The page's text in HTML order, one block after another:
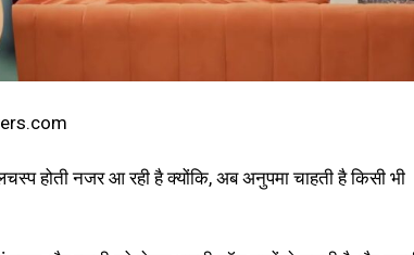
होती नजर आ रही है क्योंकि, अब अनुपमा चाहती है किसी भी